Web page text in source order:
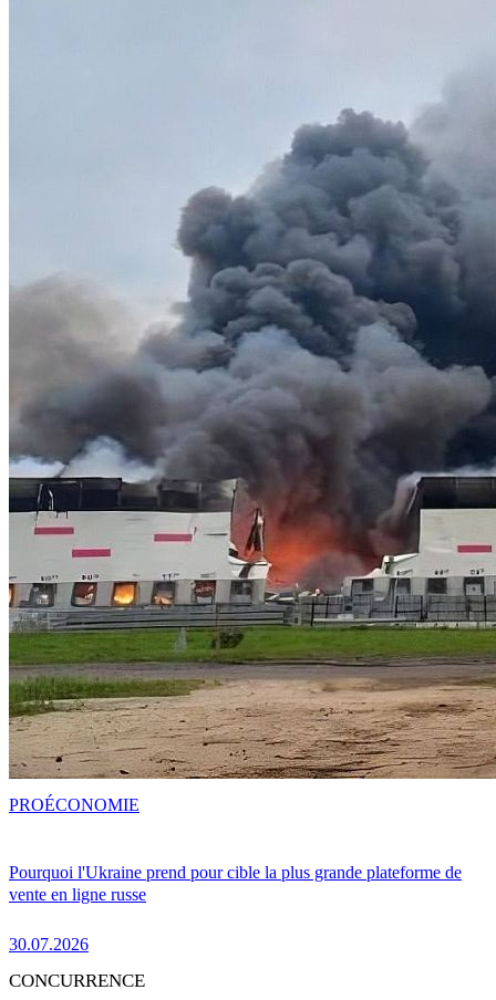
Pourquoi l'Ukraine prend pour cible la plus grande plateforme de
vente en ligne russe
30.07.2026
PROÉCONOMIE
CONCURRENCE